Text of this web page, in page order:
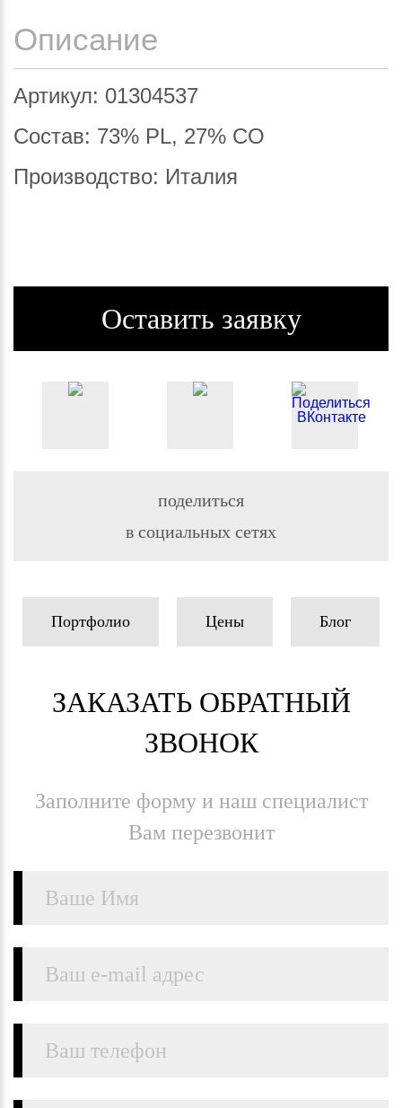
Описание
Артикул: 01304537
Состав: 73% PL, 27% CO
Производство: Италия
Оставить заявку
поделиться
в социальных сетях
Портфолио Цены Блог
ЗАКАЗАТЬ ОБРАТНЫЙ
ЗВОНОК
Заполните форму и наш специалист
Вам перезвонит